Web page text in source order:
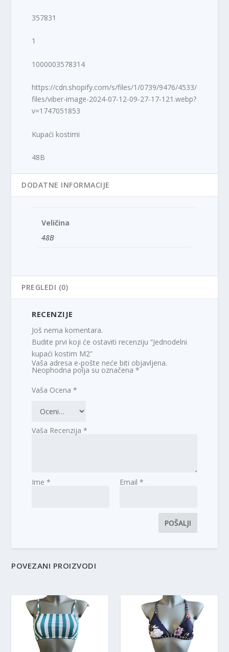
357831
1
1000003578314
https://cdn.shopify.com/s/files/1/0739/9476/4533/
files/viber-image-2024-07-12-09-27-17-121.webp?
v=1747051853
Kupaći kostimi
48B
DODATNE INFORMACIJE
Veličina
48B
PREGLEDI (0)
RECENZIJE
Još nema komentara.
Budite prvi koji će ostaviti recenziju “Jednodelni
kupaći kostim M2”
Vaša adresa e-pošte neće biti objavljena.
Neophodna polja su označena*
Vaša Ocena*
Vaša Recenzija*
Ime* Email *
POVEZANI PROIZVODI